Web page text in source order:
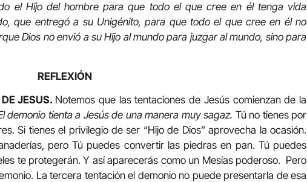
el Hijo del hombre para que todo el que cree en él tenga vida
que entregó a su Unigénito, para que todo el que cree en él no
Dios no envió a su Hijo al mundo para juzgar al mundo, sino para
REFLEXIÓN
JESUS. Notemos que las tentaciones de Jesús comienzan de la
demonio tienta a Jesús de una manera muy sagaz. Tú no tienes por
Si tienes el privilegio de ser “Hijo de Dios” aprovecha la ocasión.
pero Tú puedes convertir las piedras en pan. Tú puedes
te protegerán. Y así aparecerás como un Mesías poderoso. Pero
La tercera tentación el demonio no puede presentarla de esa